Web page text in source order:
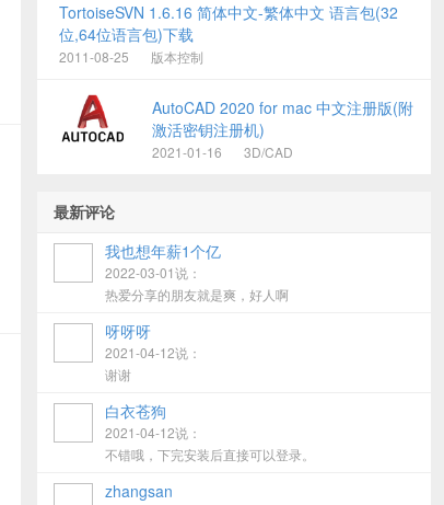
TortoiseSVN 1.6.16 简体中文-繁体中文 语言包(32
位,64位语言包)下载
2011-08-25 版本控制
AutoCAD 2020 for mac 中文注册版(附
激活密钥注册机)
2021-01-16 3D/CAD
最新评论
我也想年薪1个亿
2022-03-01说：
热爱分享的朋友就是爽，好人啊
呀呀呀
2021-04-12说：
谢谢
白衣苍狗
2021-04-12说：
不错哦，下完安装后直接可以登录。
zhangsan